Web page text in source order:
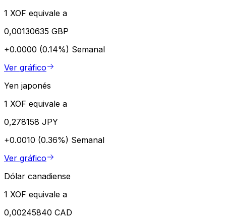
1 XOF equivale a
0,00130635 GBP
+0.0000 (0.14%) Semanal
Ver gráfico
Yen japonés
1 XOF equivale a
0,278158 JPY
+0.0010 (0.36%) Semanal
Ver gráfico
Dólar canadiense
1 XOF equivale a
0,00245840 CAD